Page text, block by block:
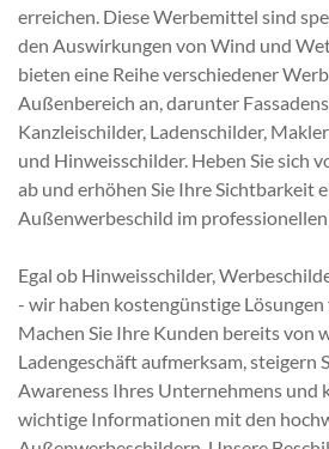
erreichen. Diese Werbemittel sind
den Auswirkungen von Wind und
bieten eine Reihe verschiedener
Außenbereich an, darunter
Kanzleischilder, Ladenschilder,
und Hinweisschilder. Heben Sie sich
ab und erhöhen Sie Ihre Sichtbarkeit
Außenwerbeschild im
Egal ob Hinweisschilder,
- wir haben kostengünstige
Machen Sie Ihre Kunden bereits von
Ladengeschäft aufmerksam, steigern
Awareness Ihres Unternehmens und
wichtige Informationen mit den